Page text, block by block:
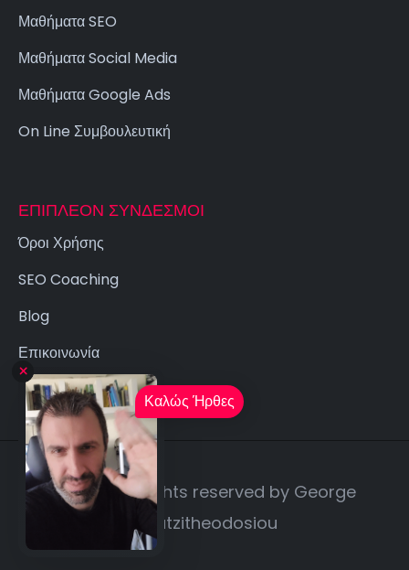
Μαθήματα SEO
Μαθήματα Social Media
Μαθήματα Google Ads
On Line Συμβουλευτική
ΕΠΙΠΛΈΟΝ ΣΎΝΔΕΣΜΟΙ
Όροι Χρήσης
SEO Coaching
Blog
Επικοινωνία
© 2026. All rights reserved by George
Chatzitheodosiou
Καλώς Ήρθες